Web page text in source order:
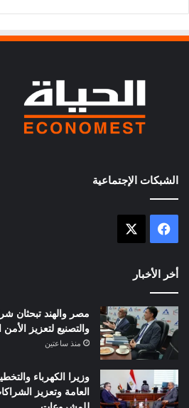
الشبكات الإجتماعية
فيسبوك
أخر الأخبار
مصر والهند تبحثان
والتصنيع لتعزيز الأمن
منذ ساعتين
وزيرا الكهرباء
العامة وتعزيز